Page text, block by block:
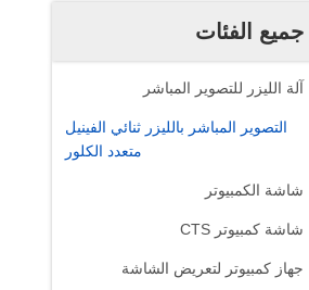
جميع الفئات
آلة الليزر للتصوير المباشر
التصوير المباشر بالليزر ثنائي الفينيل
متعدد الكلور
شاشة الكمبيوتر
شاشة كمبيوتر CTS
جهاز كمبيوتر لتعريض الشاشة